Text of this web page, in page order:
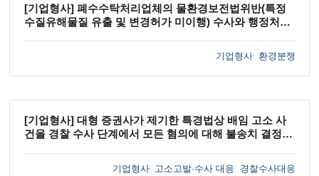
[기업형사] 폐수수탁처리업체의 물환경보전법위반(특정
수질유해물질 유출 및 변경허가 미이행) 수사와 행정처분
기업형사 환경분쟁
[기업형사] 대형 증권사가 제기한 특경법상 배임 고소 사
건을 경찰 수사 단계에서 모든 혐의에 대해 불송치 결정을
기업형사 고소고발·수사 대응 경찰수사대응